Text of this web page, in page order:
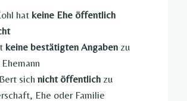
hat keine Ehe öffentlich
keine bestätigten Angaben zu
sich nicht öffentlich zu
Ehe oder Familie